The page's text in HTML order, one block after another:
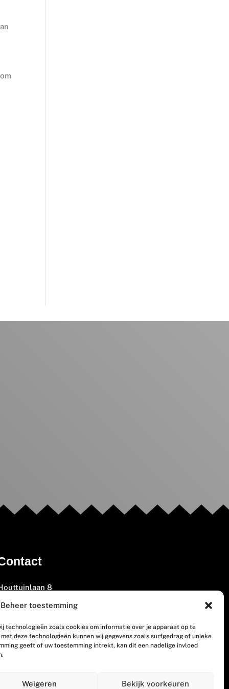
Beheer toestemming
technologieën zoals cookies om informatie over je apparaat op te
deze technologieën kunnen wij gegevens zoals surfgedrag of unieke
geeft of uw toestemming intrekt, kan dit een nadelige invloed
Weigeren Bekijk voorkeuren
8
3447 GM Woerden
(0348) 405 200
disclaimer en copyright